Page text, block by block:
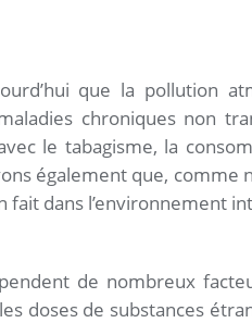
que la pollution
chroniques non
le tabagisme, la
également que, comme
dans l’environnement
de nombreux
doses de substances